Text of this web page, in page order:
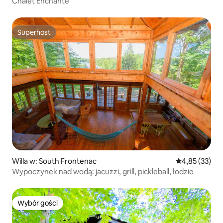
Superhost
Superhost
Willa w: South Frontenac Średnia
4,85 (33)
Wypoczynek nad wodą: jacuzzi, grill, pickleball, łodzie
Wybór gości
Wybór gości